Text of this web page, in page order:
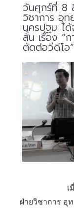
วันศุกร์ที่ 8
วิชาการ อุ
นครปฐม ได้
สั้น เรื่อง “
ตัดต่อวีดีโอ”
เ
ฝ่ายวิชาการ อุ